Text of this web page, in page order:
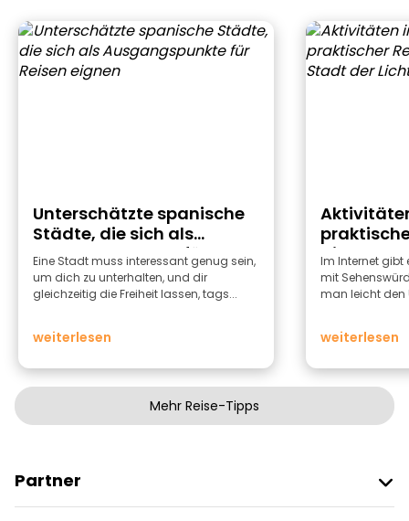
Unterschätzte spanische
Städte, die sich als
Ausgangspunkte für
Reisen eignen
Eine Stadt muss interessant genug sein,
um dich zu unterhalten, und dir
gleichzeitig die Freiheit lassen, tags...
weiterlesen
die Stadt
Im Internet gibt
mit
man leicht den
weiterlesen
Mehr Reise-Tipps
Partner